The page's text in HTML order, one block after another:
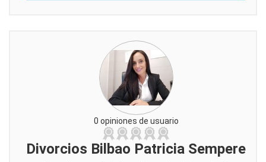
0 opiniones de usuario
Divorcios Bilbao Patricia Sempere